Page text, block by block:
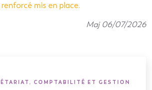
mis en place.
Maj 06/07/2026
COMPTABILITÉ ET GESTION